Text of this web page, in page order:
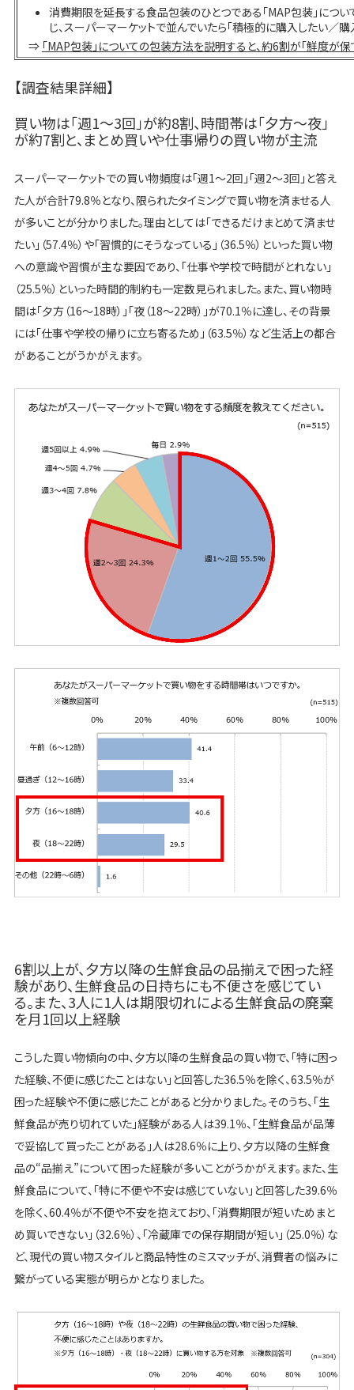
消費期限を延長する食品包装のひとつである「MAP包装」につ
じ、スーパーマーケットで並んでいたら「積極的に購入したい／
⇒ 「MAP包装」についての包装方法を説明すると、約6割が「鮮度が
【調査結果詳細】
買い物は「週1〜3回」が約8割、時間帯は「夕方〜夜」
が約7割と、まとめ買いや仕事帰りの買い物が主流
スーパーマーケットでの買い物頻度は「週1～2回」「週2～3回」と答え
た人が合計79.8％となり、限られたタイミングで買い物を済ませる人
が多いことが分かりました。理由としては「できるだけまとめて済ませ
たい」（57.4％）や「習慣的にそうなっている」（36.5％）といった買い物
への意識や習慣が主な要因であり、「仕事や学校で時間がとれない」
（25.5％）といった時間的制約も一定数見られました。また、買い物時
間は「夕方（16〜18時）」「夜（18〜22時）」が70.1％に達し、その背景
には「仕事や学校の帰りに立ち寄るため」（63.5％）など生活上の都合
があることがうかがえます。
6割以上が、夕方以降の生鮮食品の品揃えで困った経
験があり、生鮮食品の日持ちにも不便さを感じてい
る。また、3人に1人は期限切れによる生鮮食品の廃棄
を月1回以上経験
こうした買い物傾向の中、夕方以降の生鮮食品の買い物で、「特に困っ
た経験、不便に感じたことはない」と回答した36.5％を除く、63.5％が
困った経験や不便に感じたことがあると分かりました。そのうち、「生
鮮食品が売り切れていた」経験がある人は39.1％、「生鮮食品が品薄
で妥協して買ったことがある」人は28.6％に上り、夕方以降の生鮮食
品の“品揃え”について困った経験が多いことがうかがえます。また、生
鮮食品について、「特に不便や不安は感じていない」と回答した39.6％
を除く、60.4％が不便や不安を抱えており、「消費期限が短いためまと
め買いできない」（32.6％）、「冷蔵庫での保存期間が短い」（25.0％）な
ど、現代の買い物スタイルと商品特性のミスマッチが、消費者の悩みに
繋がっている実態が明らかとなりました。